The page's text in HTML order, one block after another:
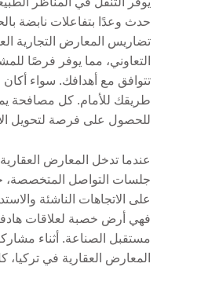
حدث وعدًا بتفاعلات نابضة
تضاريس المعارض التجارية
التعاوني، مما يوفر فرصًا
تتوافق مع أهدافك. سواء أكان
طريقك للأمام. كل مصافحة
للحصول على فرصة لتحويل
عندما تدخل المعارض
جلسات التواصل المتخصصة،
على الاتجاهات الناشئة
مستقبل الصناعة. أثناء
المعارض العقارية في